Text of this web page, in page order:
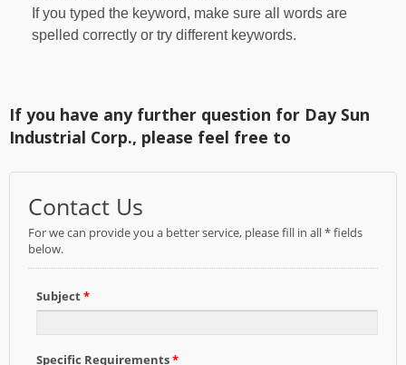
If you typed the keyword, make sure all words are
spelled correctly or try different keywords.
If you have any further question for Day Sun
Industrial Corp., please feel free to